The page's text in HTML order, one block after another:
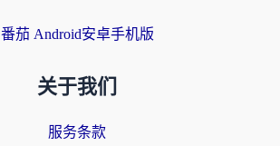
番茄 Android安卓手机版
关于我们
服务条款